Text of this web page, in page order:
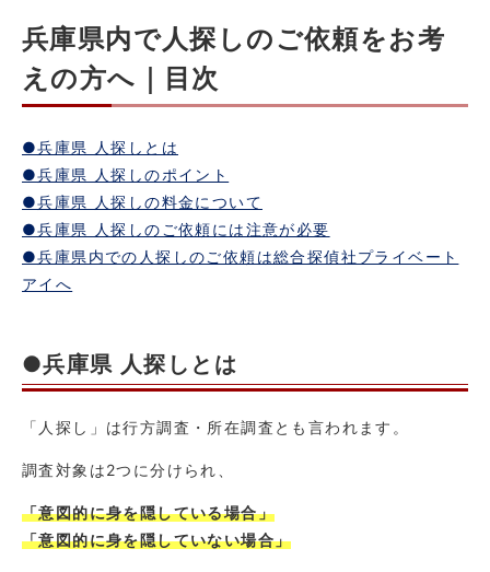
兵庫県内で人探しのご依頼をお考
えの方へ｜目次
●兵庫県 人探しとは
●兵庫県 人探しのポイント
●兵庫県 人探しの料金について
●兵庫県 人探しのご依頼には注意が必要
●兵庫県内での人探しのご依頼は総合探偵社プライベート
アイへ
●兵庫県 人探しとは
「人探し」は行方調査・所在調査とも言われます。
調査対象は2つに分けられ、
「意図的に身を隠している場合」
「意図的に身を隠していない場合」